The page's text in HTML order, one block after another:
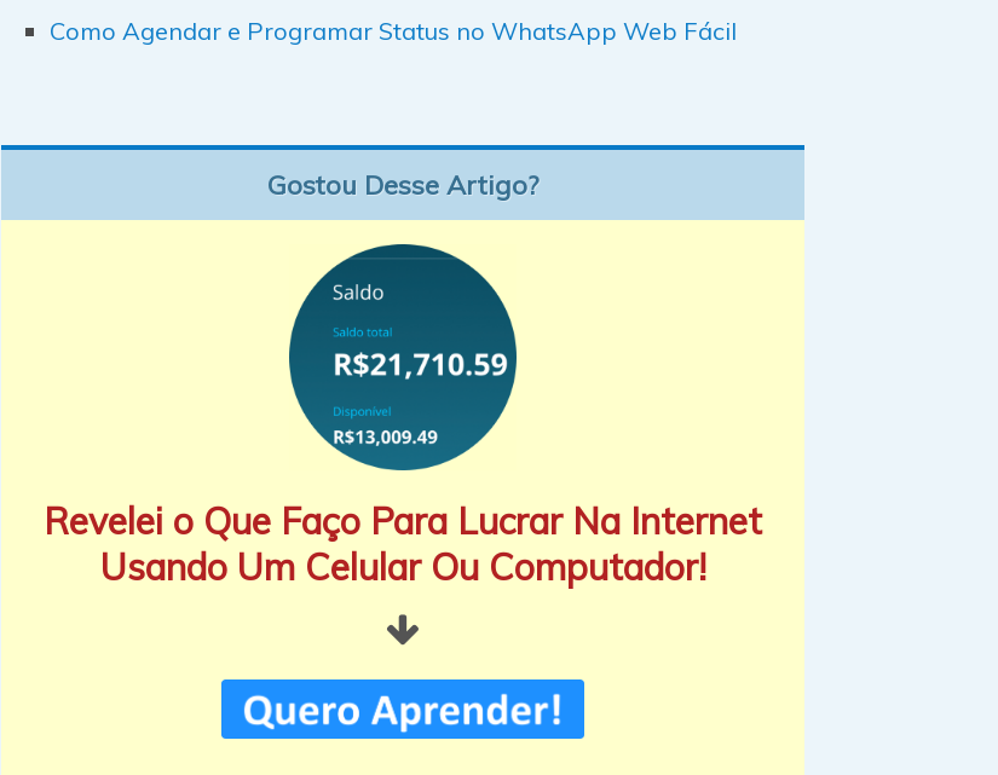
Como Agendar e Programar Status no WhatsApp Web Fácil
Gostou Desse Artigo?
Revelei o Que Faço Para Lucrar Na Internet
Usando Um Celular Ou Computador!